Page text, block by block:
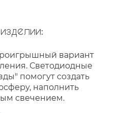
вариант
Светодиодные
помогут создать
наполнить
свечением.